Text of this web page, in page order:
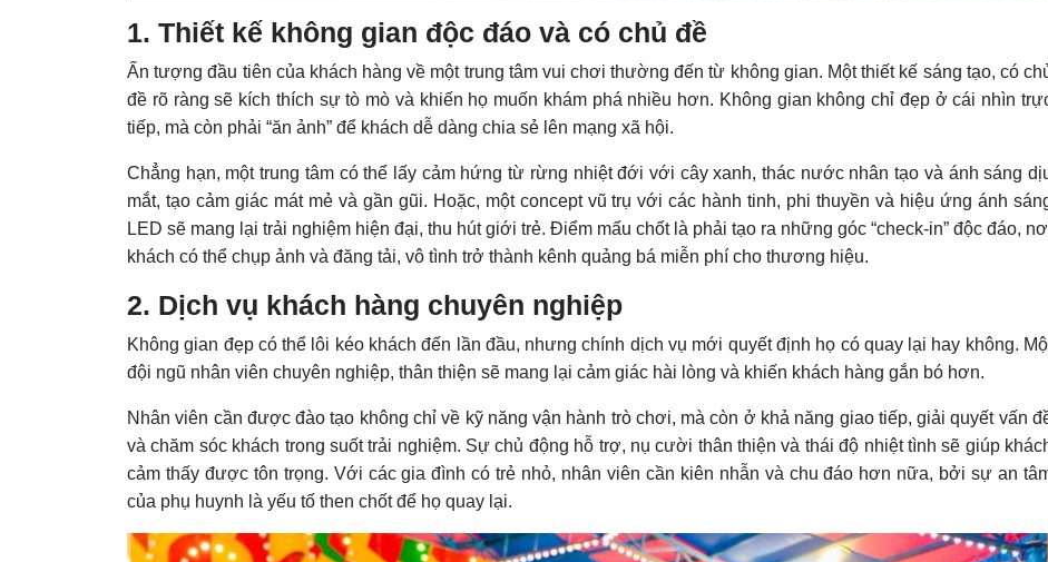
1. Thiết kế không gian độc đáo và có chủ đề
Ấn tượng đầu tiên của khách hàng về một trung tâm vui chơi thường đến từ không gian. Một thiết kế sáng tạo, có
đề rõ ràng sẽ kích thích sự tò mò và khiến họ muốn khám phá nhiều hơn. Không gian không chỉ đẹp ở cái nhìn
tiếp, mà còn phải “ăn ảnh” để khách dễ dàng chia sẻ lên mạng xã hội.
Chẳng hạn, một trung tâm có thể lấy cảm hứng từ rừng nhiệt đới với cây xanh, thác nước nhân tạo và ánh sáng
mắt, tạo cảm giác mát mẻ và gần gũi. Hoặc, một concept vũ trụ với các hành tinh, phi thuyền và hiệu ứng ánh
LED sẽ mang lại trải nghiệm hiện đại, thu hút giới trẻ. Điểm mấu chốt là phải tạo ra những góc “check-in” độc đáo,
khách có thể chụp ảnh và đăng tải, vô tình trở thành kênh quảng bá miễn phí cho thương hiệu.
2. Dịch vụ khách hàng chuyên nghiệp
Không gian đẹp có thể lôi kéo khách đến lần đầu, nhưng chính dịch vụ mới quyết định họ có quay lại hay không.
đội ngũ nhân viên chuyên nghiệp, thân thiện sẽ mang lại cảm giác hài lòng và khiến khách hàng gắn bó hơn.
Nhân viên cần được đào tạo không chỉ về kỹ năng vận hành trò chơi, mà còn ở khả năng giao tiếp, giải quyết vấn
và chăm sóc khách trong suốt trải nghiệm. Sự chủ động hỗ trợ, nụ cười thân thiện và thái độ nhiệt tình sẽ giúp
cảm thấy được tôn trọng. Với các gia đình có trẻ nhỏ, nhân viên cần kiên nhẫn và chu đáo hơn nữa, bởi sự an
của phụ huynh là yếu tố then chốt để họ quay lại.